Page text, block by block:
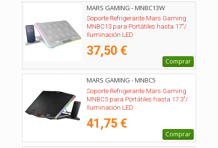
MARS GAMING - MNBC13W
Soporte Refrigerante Mars Gaming
MNBC13 para Portátiles hasta 17"/
Iluminación LED
37,50 €
Comprar
MARS GAMING - MNBC5
Soporte Refrigerante Mars Gaming
MNBC5 para Portátiles hasta 17.3"/
Iluminación LED
41,75 €
Comprar